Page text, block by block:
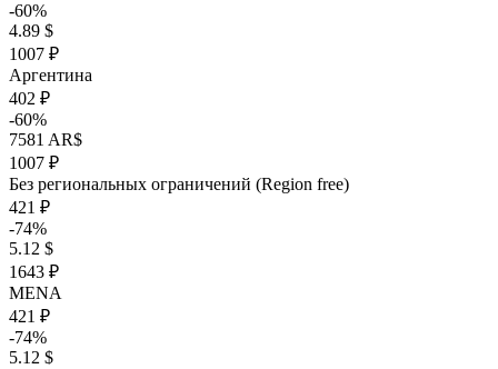
-60%
4.89 $
1007 ₽
Аргентина
402 ₽
-60%
7581 AR$
1007 ₽
Без региональных ограничений (Region free)
421 ₽
-74%
5.12 $
1643 ₽
MENA
421 ₽
-74%
5.12 $